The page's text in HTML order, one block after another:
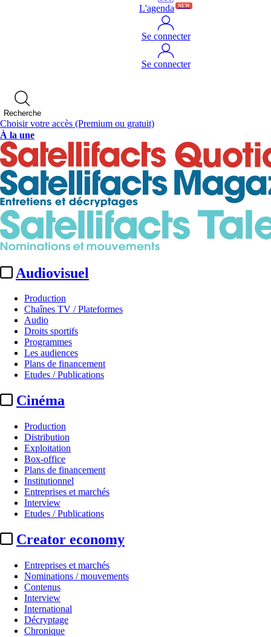
L'agenda NEW
Se connecter
Se connecter
Recherche
Choisir votre accès (Premium ou gratuit)
À la une
Audiovisuel
Production
Chaînes TV / Plateformes
Audio
Droits sportifs
Programmes
Les audiences
Plans de financement
Etudes / Publications
Cinéma
Production
Distribution
Exploitation
Box-office
Plans de financement
Institutionnel
Entreprises et marchés
Interview
Etudes / Publications
Creator economy
Entreprises et marchés
Nominations / mouvements
Contenus
Interview
International
Décryptage
Chronique